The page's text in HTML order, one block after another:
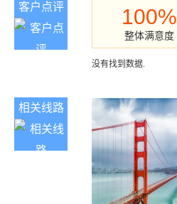
客户点评 100%
整体满意度
没有找到数据.
相关线路